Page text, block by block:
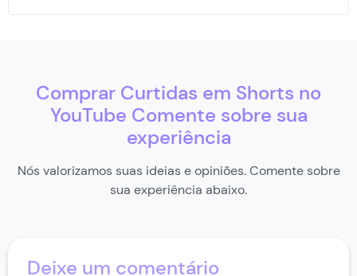
visibilidade e atrai mais espectadores, acelerando o
crescimento do seu canal!
Comprar Curtidas em Shorts no
YouTube Comente sobre sua
experiência
Nós valorizamos suas ideias e opiniões. Comente sobre
sua experiência abaixo.
Deixe um comentário